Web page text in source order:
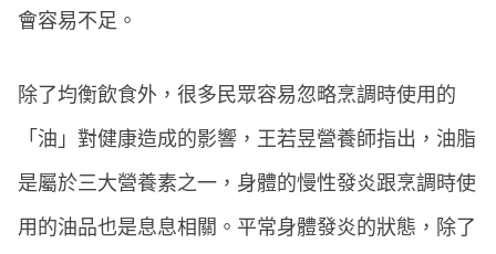
會容易不足。
除了均衡飲食外，很多民眾容易忽略烹調時使用的
「油」對健康造成的影響，王若昱營養師指出，油脂
是屬於三大營養素之一，身體的慢性發炎跟烹調時使
用的油品也是息息相關。平常身體發炎的狀態，除了